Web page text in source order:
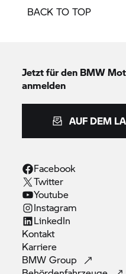
BACK TO TOP
Jetzt für den BMW
anmelden
AUF DEM
Facebook
Twitter
Youtube
Instagram
LinkedIn
Kontakt
Karriere
BMWGroup